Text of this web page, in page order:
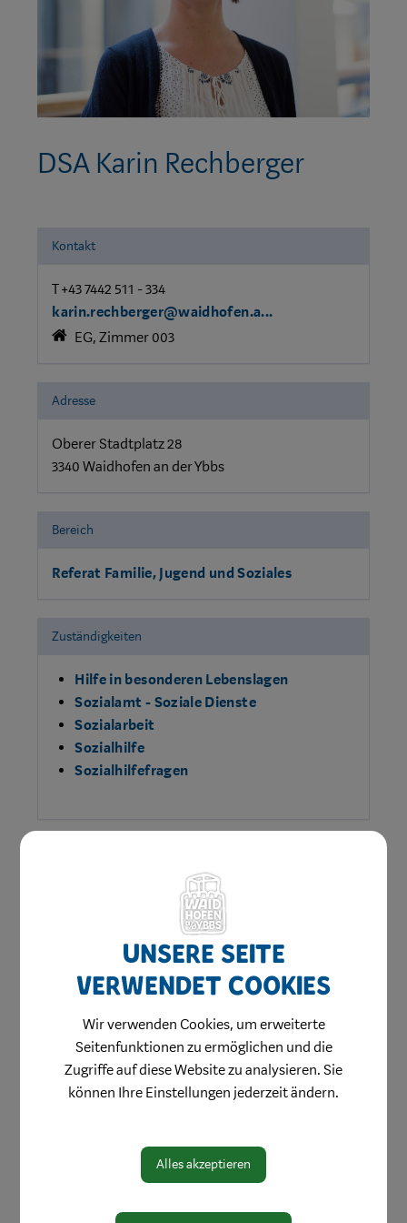
DSA Karin Rechberger
Kontakt
T +43 7442 511 - 334
karin.rechberger@waidhofen.a...
EG, Zimmer 003
Adresse
Oberer Stadtplatz 28
3340 Waidhofen an der Ybbs
Bereich
Referat Familie, Jugend und Soziales
Zuständigkeiten
Hilfe in besonderen Lebenslagen
Sozialamt - Soziale Dienste
Sozialarbeit
Sozialhilfe
Sozialhilfefragen
Amtswege
Online Formulare
MitarbeiterInnen
Unsere Seite
verwendet Cookies
Wir verwenden Cookies, um erweiterte
Seitenfunktionen zu ermöglichen und die
Zugriffe auf diese Website zu analysieren. Sie
können Ihre Einstellungen jederzeit ändern.
Alles akzeptieren